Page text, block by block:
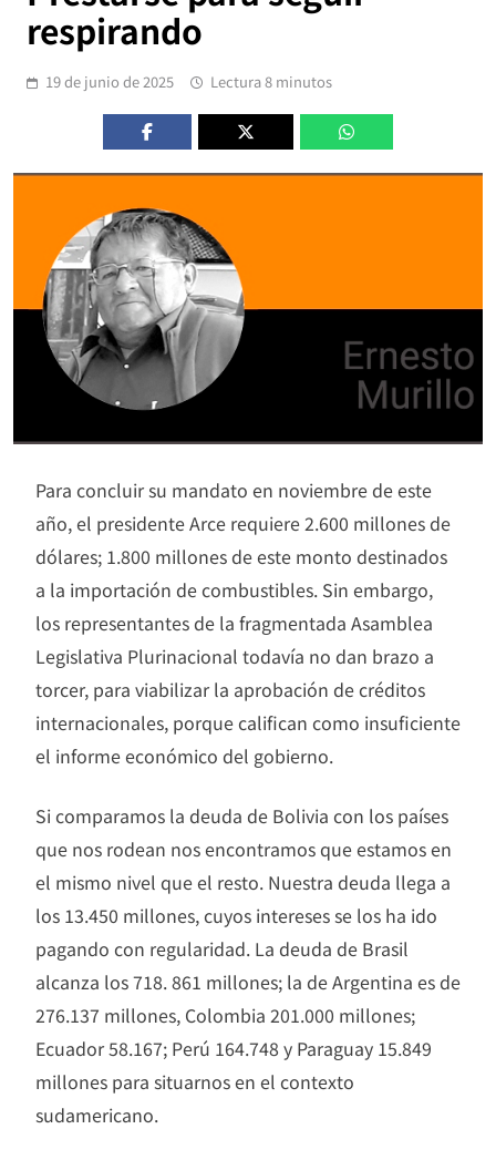
respirando
19 de junio de 2025 Lectura 8 minutos
Para concluir su mandato en noviembre de este
año, el presidente Arce requiere 2.600 millones de
dólares; 1.800 millones de este monto destinados
a la importación de combustibles. Sin embargo,
los representantes de la fragmentada Asamblea
Legislativa Plurinacional todavía no dan brazo a
torcer, para viabilizar la aprobación de créditos
internacionales, porque califican como insuficiente
el informe económico del gobierno.
Si comparamos la deuda de Bolivia con los países
que nos rodean nos encontramos que estamos en
el mismo nivel que el resto. Nuestra deuda llega a
los 13.450 millones, cuyos intereses se los ha ido
pagando con regularidad. La deuda de Brasil
alcanza los 718. 861 millones; la de Argentina es de
276.137 millones, Colombia 201.000 millones;
Ecuador 58.167; Perú 164.748 y Paraguay 15.849
millones para situarnos en el contexto
sudamericano.